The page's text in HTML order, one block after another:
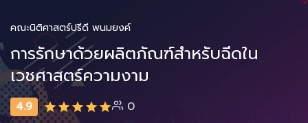
คณะนิติศาสตร์ปรีดี พนมยงค์
การรักษาด้วยผลิตภัณฑ์สำหรับฉีดใน
เวชศาสตร์ความงาม
4.9
0